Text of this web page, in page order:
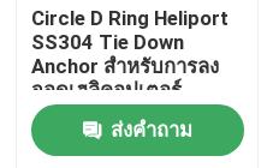
ควบคุมคุณภาพ
ติดต่อเรา
Circle D Ring Heliport
SS304 Tie Down
Anchor สำหรับการลง
จอดเฮลิคอปเตอร์
ส่งคำถาม